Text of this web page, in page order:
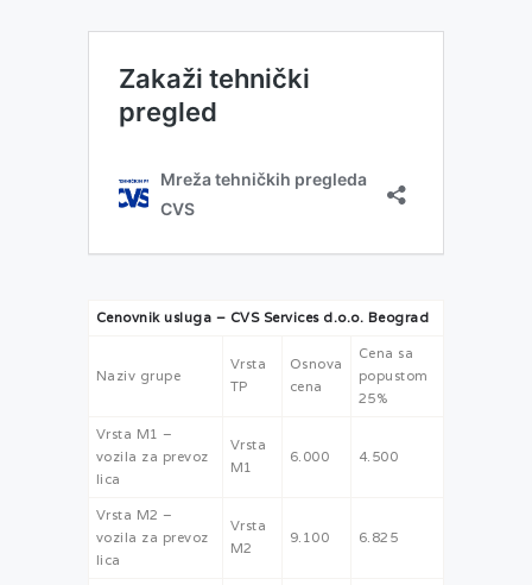
Cenovnik usluga – CVS Services d.o.o. Beograd
Naziv grupe
Vrsta
TP
Osnova
cena
Cena sa
popustom
25%
Vrsta M1 –
vozila za prevoz
lica
Vrsta
M1
6.000 4.500
Vrsta M2 –
vozila za prevoz
lica
Vrsta
M2
9.100 6.825